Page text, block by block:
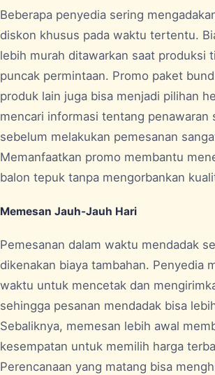
Beberapa penyedia sering
diskon khusus pada waktu tertentu.
lebih murah ditawarkan saat produksi
puncak permintaan. Promo paket
produk lain juga bisa menjadi pilihan
mencari informasi tentang penawaran
sebelum melakukan pemesanan
Memanfaatkan promo membantu
balon tepuk tanpa mengorbankan
Memesan Jauh-Jauh Hari
Pemesanan dalam waktu mendadak
dikenakan biaya tambahan. Penyedia
waktu untuk mencetak dan
sehingga pesanan mendadak bisa
Sebaliknya, memesan lebih awal
kesempatan untuk memilih harga
Perencanaan yang matang bisa